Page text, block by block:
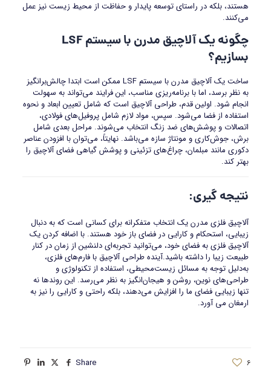
هستند، بلکه در راستای توسعه پایدار و حفاظت از محیط زیست نیز عمل
می‌کنند.
چگونه یک آلاچیق مدرن با سیستم
بسازیم؟
ساخت یک آلاچیق مدرن با سیستم LSF ممکن است ابتدا چالش‌برانگیز
به نظر برسد، اما با برنامه‌ریزی مناسب، این فرایند می‌تواند به سهولت
انجام شود. اولین قدم، طراحی آلاچیق است که شامل تعیین ابعاد و نحوه
استفاده از فضا می‌شود. سپس، مواد لازم شامل پروفیل‌های فولادی،
اتصالات و پوشش‌های ضد زنگ انتخاب می‌شوند. مراحل بعدی شامل
برش، جوش‌کاری و مونتاژ سازه می‌باشد. نهایتاً، می‌توان با افزودن عناصر
دکوری مانند مبلمان، چراغ‌های تزئینی و پوشش گیاهی فضای آلاچیق را
بهتر کند.
نتیجه گیری:
آلاچیق فلزی مدرن یک انتخاب متفکرانه برای کسانی است که به دنبال
زیبایی، استحکام و کارایی در فضای باز خود هستند. با اضافه کردن یک
آلاچیق فلزی به فضای خود، می‌توانید تجربه‌ای دلنشین از زمان در کنار
طبیعت زیبا را داشته باشید.آینده طراحی آلاچیق با فارم‌های فلزی،
به‌دلیل توجه به مسائل زیست‌محیطی، استفاده از تکنولوژی و
طراحی‌های نوین، روشن و هیجان‌انگیز به نظر می‌رسد. این روندها نه
تنها زیبایی فضای ما را افزایش می‌دهند، بلکه راحتی و کارایی را نیز به
ارمغان می آورد.
Share 6